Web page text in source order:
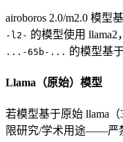
airoboros 2.0/m2.0 模型
-l2- 的模型使用 llama2
...-65b-... 的模型基
Llama（原始）模型
若模型基于原始 llama
限研究/学术用途——严